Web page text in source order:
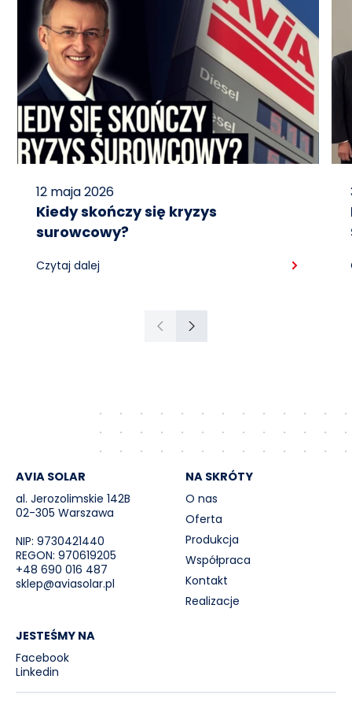
12 maja 2026
Kiedy skończy się kryzys
surowcowy?
Czytaj dalej
PoprzedniNastępny
AVIA SOLAR
al. Jerozolimskie 142B
02-305 Warszawa
NIP: 9730421440
REGON: 970619205
+48 690 016 487
sklep@aviasolar.pl
NA SKRÓTY
O nas
Oferta
Produkcja
Współpraca
Kontakt
Realizacje
JESTEŚMY NA
Facebook
Linkedin